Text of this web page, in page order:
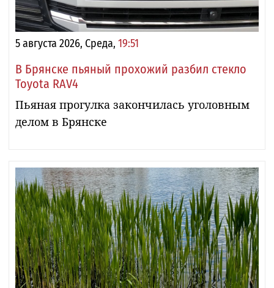
5 августа 2026, Среда, 19:51
В Брянске пьяный прохожий разбил стекло
Toyota RAV4
Пьяная прогулка закончилась уголовным
делом в Брянске